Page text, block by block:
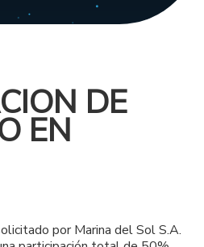
DE
EN
por Marina del Sol S.A.